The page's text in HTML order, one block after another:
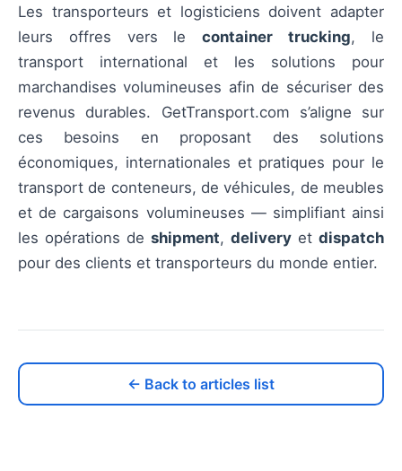
Les transporteurs et logisticiens doivent adapter
leurs offres vers lecontainer trucking, le
transport international et les solutions pour
marchandises volumineuses afin de sécuriser des
revenus durables. GetTransport.com s’aligne sur
ces besoins en proposant des solutions
économiques, internationales et pratiques pour le
transport de conteneurs, de véhicules, de meubles
et de cargaisons volumineuses — simplifiant ainsi
les opérations de shipment, delivery et dispatch
pour des clients et transporteurs du monde entier.
← Back to articles list